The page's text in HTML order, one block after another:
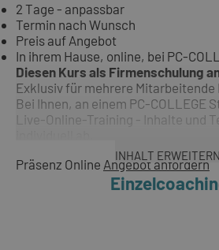
2 Tage - anpassbar
Termin nach Wunsch
Preis auf Angebot
In ihrem Hause, online, bei PC-
Diesen Kurs als Firmenschulung
Exklusiv für mehrere Mitarbeitende
Bei Ihnen, an einem PC-COLLEGE
Live-Online-Training - Inhalte und
INHALT ERWEITERN
Präsenz Online Angebot anfordern